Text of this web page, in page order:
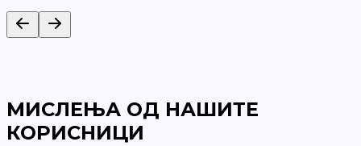
МИСЛЕЊА ОД НАШИТЕ
КОРИСНИЦИ